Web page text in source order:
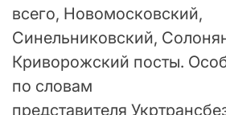
всего, Новомосковский,
Синельниковский,
Криворожский посты.
по словам
представителя